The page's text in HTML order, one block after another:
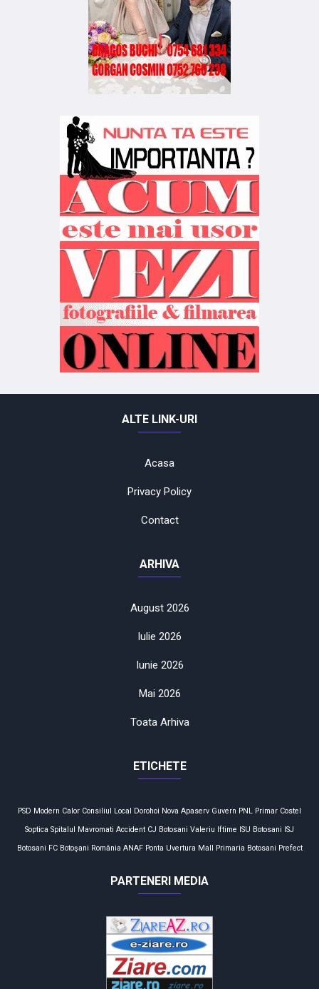
ALTE LINK-URI
Acasa
Privacy Policy
Contact
ARHIVA
August 2026
Iulie 2026
Iunie 2026
Mai 2026
Toata Arhiva
ETICHETE
PSD Modern Calor Consiliul Local Dorohoi Nova Apaserv Guvern PNL Primar Costel
Soptica Spitalul Mavromati Accident CJ Botosani Valeriu Iftime ISU Botosani ISJ
Botosani FC Botoşani România ANAF Ponta Uvertura Mall Primaria Botosani Prefect
PARTENERI MEDIA